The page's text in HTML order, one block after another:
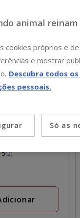
HoundPuppy
Brinquedo
com Snacks
5(2)
animal reinam
cookies próprios e
e mostrar
Descubra todos
pessoais.
Só as